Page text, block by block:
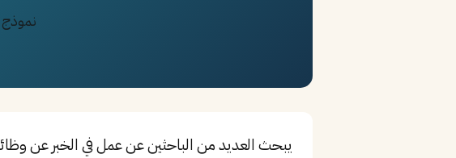
نموذج
يبحث العديد من الباحثين عن عمل في الخبر عن